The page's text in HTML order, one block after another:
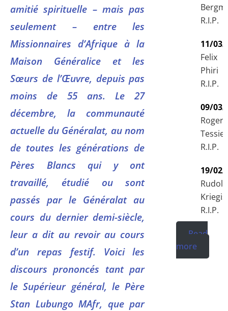
amitié spirituelle – mais pas
seulement – entre les
Missionnaires d’Afrique à la
Maison Généralice et les
Sœurs de l’Œuvre, depuis pas
moins de 55 ans. Le 27
décembre, la communauté
actuelle du Généralat, au nom
de toutes les générations de
Pères Blancs qui y ont
travaillé, étudié ou sont
passés par le Généralat au
cours du dernier demi-siècle,
leur a dit au revoir au cours
d’un repas festif. Voici les
discours prononcés tant par
le Supérieur général, le Père
Stan Lubungo MAfr, que par
R.I.P.
11/03/
Felix
Phiri
R.I.P.
09/03/
Roger
Tessier
R.I.P.
19/02/
Rudolf
R.I.P.
Read
more